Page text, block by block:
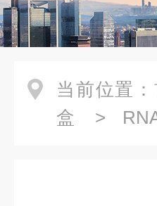
当前位置：
盒
>